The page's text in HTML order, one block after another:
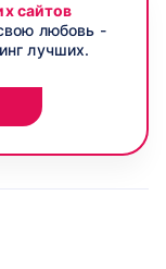
сайтов
любовь -
лучших.